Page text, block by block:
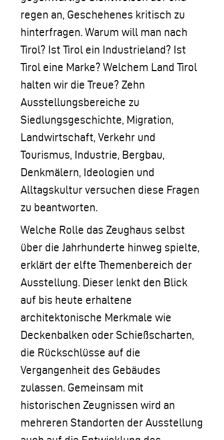
regen an, Geschehenes kritisch zu
hinterfragen. Warum will man nach
Tirol? Ist Tirol ein Industrieland? Ist
Tirol eine Marke? Welchem Land Tirol
halten wir die Treue? Zehn
Ausstellungsbereiche zu
Siedlungsgeschichte, Migration,
Landwirtschaft, Verkehr und
Tourismus, Industrie, Bergbau,
Denkmälern, Ideologien und
Alltagskultur versuchen diese Fragen
zu beantworten.
Welche Rolle das Zeughaus selbst
über die Jahrhunderte hinweg spielte,
erklärt der elfte Themenbereich der
Ausstellung. Dieser lenkt den Blick
auf bis heute erhaltene
architektonische Merkmale wie
Deckenbalken oder Schießscharten,
die Rückschlüsse auf die
Vergangenheit des Gebäudes
zulassen. Gemeinsam mit
historischen Zeugnissen wird an
mehreren Standorten der Ausstellung